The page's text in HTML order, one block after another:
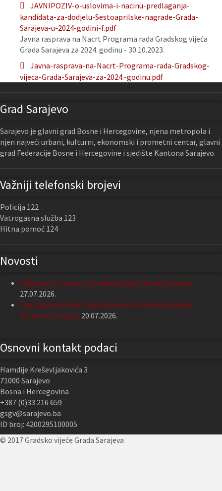
JAVNIPOZIV-o-uslovima-i-nacinu-predlaganja-
kandidata-za-dodjelu-Sestoaprilske-nagrade-Grada-
Sarajeva-u-2024-godini-f.pdf
Javna rasprava na Nacrt Programa rada Gradskog vijeća
Grada Sarajeva za 2024. godinu - 30.10.2023.
Javna-rasprava-na-Nacrt-Programa-rada-Gradskog-
vijeca-Grada-Sarajeva-za-2024.-godinu.pdf
Grad Sarajevo
Sarajevo je glavni grad Bosne i Hercegovine, njena metropola i
njen najveći urbani, kulturni, ekonomski i prometni centar, glavni
grad Federacije Bosne i Hercegovine i sjedište Kantona Sarajevo.
Važniji telefonski brojevi
Policija 122
Vatrogasna služba 123
Hitna pomoć 124
Novosti
Održana 13. sjednica Gradskog vijeća Grada Sarajeva
27.07.2026.
Nastavak podrške Grada Sarajeva Udruženju slijepih
Kantona Sarajevo 20.07.2026.
Osnovni kontakt podaci
Hamdije Kreševljakovića 3
71000 Sarajevo
Bosna i Hercegovina
+387 (0)33 216 659
gsgv@sarajevo.ba
ID broj: 4200295100005
© 2017 Gradsko vijeće Grada Sarajeva